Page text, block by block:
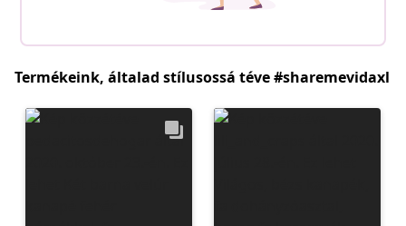
Termékeink, általad stílusossá téve #sharemevidaxl